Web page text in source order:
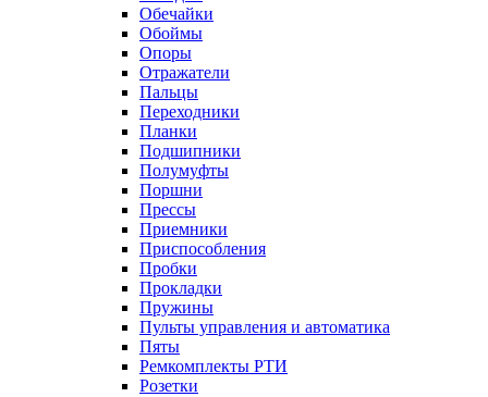
Обечайки
Обоймы
Опоры
Отражатели
Пальцы
Переходники
Планки
Подшипники
Полумуфты
Поршни
Прессы
Приемники
Приспособления
Пробки
Прокладки
Пружины
Пульты управления и автоматика
Пяты
Ремкомплекты РТИ
Розетки